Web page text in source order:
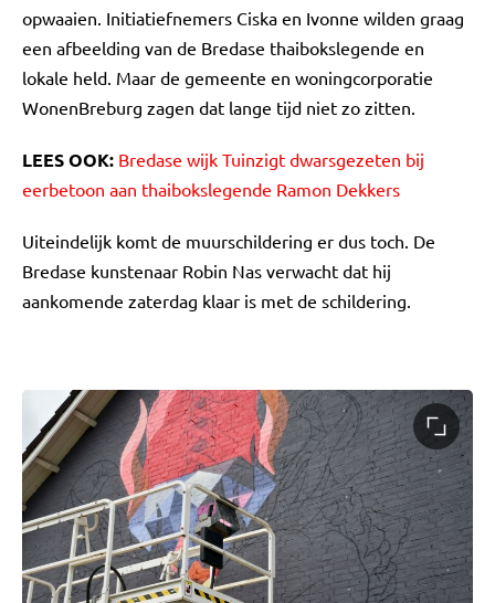
opwaaien. Initiatiefnemers Ciska en Ivonne wilden graag
een afbeelding van de Bredase thaibokslegende en
lokale held. Maar de gemeente en woningcorporatie
WonenBreburg zagen dat lange tijd niet zo zitten.
LEES OOK: Bredase wijk Tuinzigt dwarsgezeten bij
eerbetoon aan thaibokslegende Ramon Dekkers
Uiteindelijk komt de muurschildering er dus toch. De
Bredase kunstenaar Robin Nas verwacht dat hij
aankomende zaterdag klaar is met de schildering.